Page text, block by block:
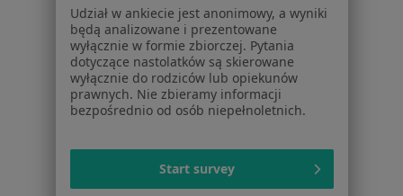
Usługi i zabiegi
Choroby
Pomoc
Aplikacje mobilne
Blog dla pacjentów
Cennik
Dla lekarzy
Udział w ankiecie jest anonimowy, a wyniki
będą analizowane i prezentowane
wyłącznie w formie zbiorczej. Pytania
dotyczące nastolatków są skierowane
wyłącznie do rodziców lub opiekunów
prawnych. Nie zbieramy informacji
bezpośrednio od osób niepełnoletnich.
Start survey